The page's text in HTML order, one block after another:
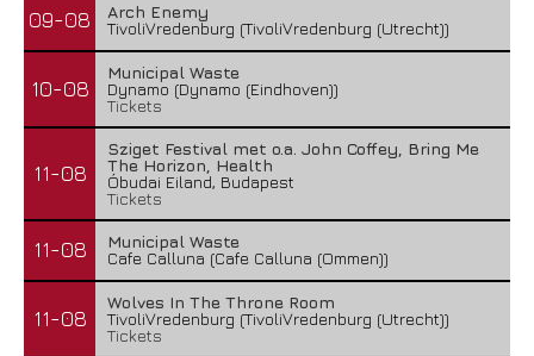
09-08
Arch Enemy
TivoliVredenburg (TivoliVredenburg (Utrecht))
10-08
Municipal Waste
Dynamo (Dynamo (Eindhoven))
Tickets
11-08
Sziget Festival met o.a. John Coffey, Bring Me
The Horizon, Health
Óbudai Eiland, Budapest
Tickets
11-08
Municipal Waste
Cafe Calluna (Cafe Calluna (Ommen))
11-08
Wolves In The Throne Room
TivoliVredenburg (TivoliVredenburg (Utrecht))
Tickets